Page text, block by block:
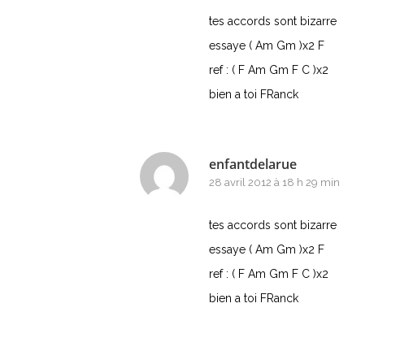
tes accords sont bizarre
essaye ( Am Gm )x2 F
ref : ( F Am Gm F C )x2
bien a toi FRanck
enfantdelarue
28 avril 2012 à 18 h 29 min
tes accords sont bizarre
essaye ( Am Gm )x2 F
ref : ( F Am Gm F C )x2
bien a toi FRanck